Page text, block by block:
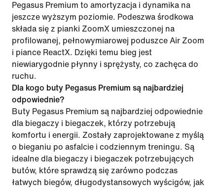
Pegasus Premium to amortyzacja i dynamika na
jeszcze wyższym poziomie. Podeszwa środkowa
składa się z pianki ZoomX umieszczonej na
profilowanej, pełnowymiarowej poduszce Air Zoom
i piance ReactX. Dzięki temu bieg jest
niewiarygodnie płynny i sprężysty, co zachęca do
ruchu.
Dla kogo buty Pegasus Premium są najbardziej
odpowiednie?
Buty Pegasus Premium są najbardziej odpowiednie
dla biegaczy i biegaczek, którzy potrzebują
komfortu i energii. Zostały zaprojektowane z myślą
o bieganiu po asfalcie i codziennym treningu. Są
idealne dla biegaczy i biegaczek potrzebujących
butów, które sprawdzą się zarówno podczas
łatwych biegów, długodystansowych wyścigów, jak